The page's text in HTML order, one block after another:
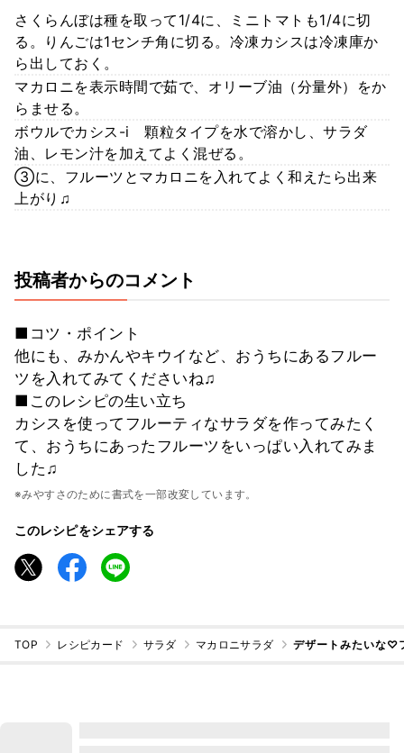
さくらんぼは種を取って1/4に、ミニトマトも1/4に切
る。りんごは1センチ角に切る。冷凍カシスは冷凍庫か
ら出しておく。
マカロニを表示時間で茹で、オリーブ油（分量外）をか
らませる。
ボウルでカシス-i 顆粒タイプを水で溶かし、サラダ
油、レモン汁を加えてよく混ぜる。
③に、フルーツとマカロニを入れてよく和えたら出来
上がり♫
投稿者からのコメント
■コツ・ポイント
他にも、みかんやキウイなど、おうちにあるフルー
ツを入れてみてくださいね♫
■このレシピの生い立ち
カシスを使ってフルーティなサラダを作ってみたく
て、おうちにあったフルーツをいっぱい入れてみま
した♫
※みやすさのために書式を一部改変しています。
このレシピをシェアする
TOP レシピカード サラダ マカロニサラダ デザートみたいな♡